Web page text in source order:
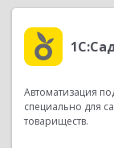
Автоматизация
специально для
товариществ.